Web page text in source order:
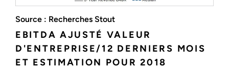
Source : Recherches Stout
EBITDA AJUSTÉ VALEUR
D'ENTREPRISE/12 DERNIERS MOIS
ET ESTIMATION POUR 2018